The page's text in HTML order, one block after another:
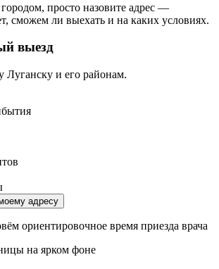
просто назовите адрес —
сможем ли выехать и на каких условиях.
выезд
Луганску и его районам.
адресу
ориентировочное время приезда врача